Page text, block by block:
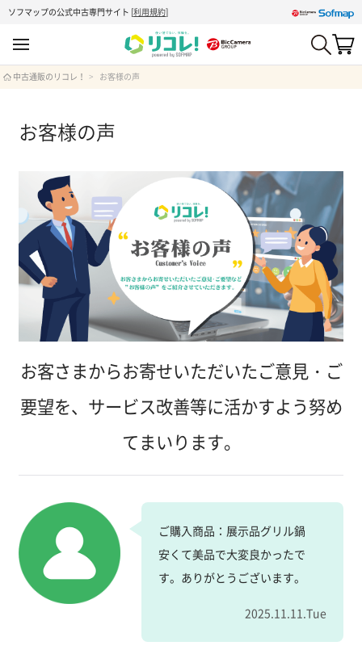
ソフマップの公式中古専門サイト [利用規約]
中古通販のリコレ！ お客様の声
お客様の声
お客さまからお寄せいただいたご意見・ご
要望を、サービス改善等に活かすよう努め
てまいります。
ご購入商品：展示品グリル鍋
安くて美品で大変良かったで
す。ありがとうございます。
2025.11.11.Tue